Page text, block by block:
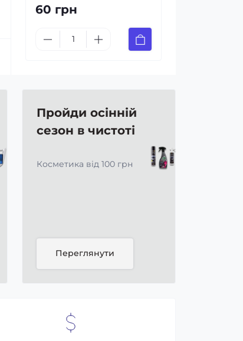
60 грн
Пройди осінній
сезон в чистоті
Косметика від 100 грн
Переглянути